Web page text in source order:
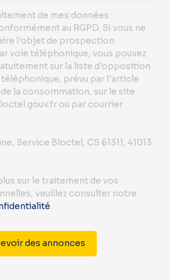
de mes données
au RGPD. Si vous ne
l'objet de prospection
voie téléphonique, vous pouvez
sur la liste d'opposition
téléphonique, prévu par l'article
de la consommation, sur le site
ou par courrier
Service Bloctel, CS 61311, 41013
sur le traitement de vos
veuillez consulter notre
.
des annonces